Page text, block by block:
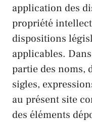
application des
propriété
dispositions
applicables.
partie des noms,
sigles,
au présent site
des éléments